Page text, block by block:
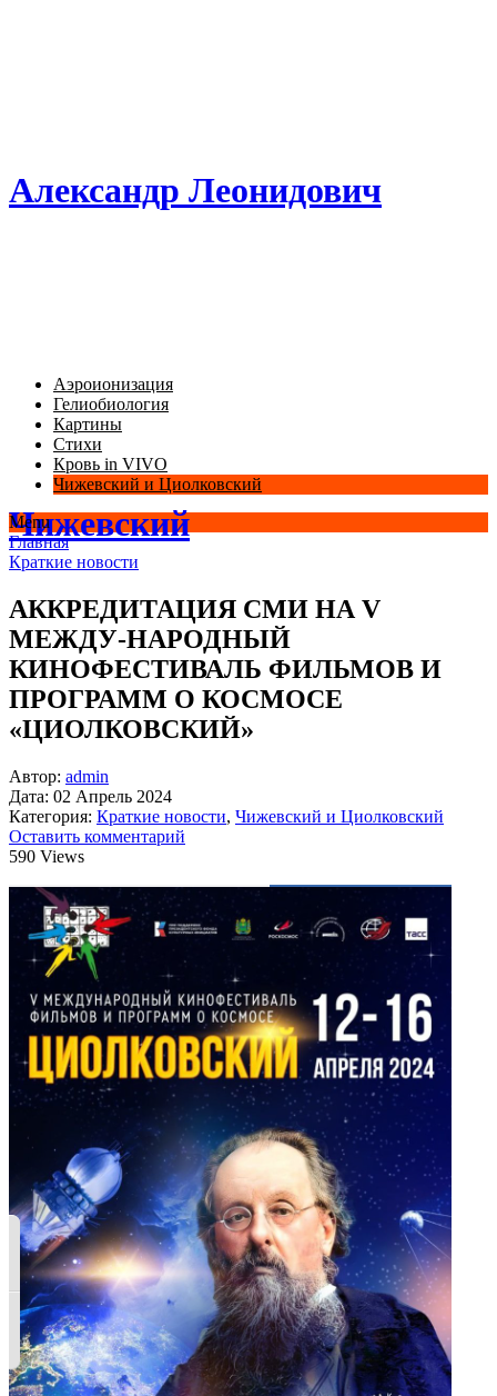
Александр Леонидович
Чижевский
Аэроионизация
Гелиобиология
Картины
Стихи
Кровь in VIVO
Чижевский и Циолковский
Menu
Главная
Краткие новости
АККРЕДИТАЦИЯ СМИ НА V
МЕЖДУ-НАРОДНЫЙ
КИНОФЕСТИВАЛЬ ФИЛЬМОВ И
ПРОГРАММ О КОСМОСЕ
«ЦИОЛКОВСКИЙ»
Автор: admin
Дата: 02 Апрель 2024
Категория: Краткие новости, Чижевский и Циолковский
Оставить комментарий
590 Views